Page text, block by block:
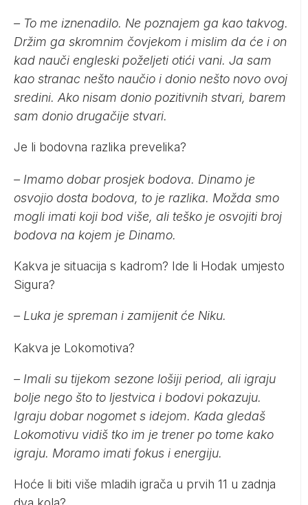
– To me iznenadilo. Ne poznajem ga kao takvog.
Držim ga skromnim čovjekom i mislim da će i on
kad nauči engleski poželjeti otići vani. Ja sam
kao stranac nešto naučio i donio nešto novo ovoj
sredini. Ako nisam donio pozitivnih stvari, barem
sam donio drugačije stvari.
Je li bodovna razlika prevelika?
– Imamo dobar prosjek bodova. Dinamo je
osvojio dosta bodova, to je razlika. Možda smo
mogli imati koji bod više, ali teško je osvojiti broj
bodova na kojem je Dinamo.
Kakva je situacija s kadrom? Ide li Hodak umjesto
Sigura?
– Luka je spreman i zamijenit će Niku.
Kakva je Lokomotiva?
– Imali su tijekom sezone lošiji period, ali igraju
bolje nego što to ljestvica i bodovi pokazuju.
Igraju dobar nogomet s idejom. Kada gledaš
Lokomotivu vidiš tko im je trener po tome kako
igraju. Moramo imati fokus i energiju.
Hoće li biti više mladih igrača u prvih 11 u zadnja